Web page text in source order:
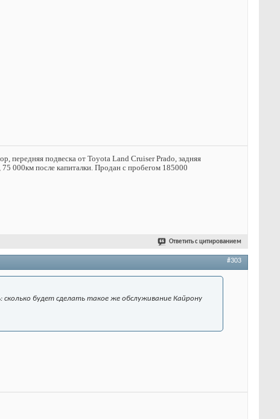
передняя подвеска от Toyota Land Cruiser Prado, задняя
000км после капиталки. Продан с пробегом 185000
Ответить с цитированием
#303
будет сделать такое же обслуживание Кайрону